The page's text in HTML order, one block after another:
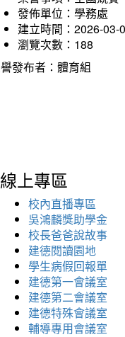
發佈單位：學務處
建立時間：2026-03-
瀏覽次數：188
發布者：體育組
線上專區
校內直播專區
吳鴻麟獎助學金
校長爸爸說故事
建德閱讀園地
學生病假回報單
建德第一會議室
建德第二會議室
建德特殊會議室
輔導專用會議室